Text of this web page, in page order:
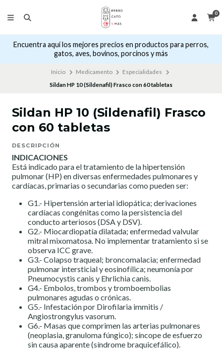
0
Encuentra aquí los mejores precios en productos para perros,
gatos, aves, bovinos, porcinos y más
Inicio Medicamento
Especialidades
Sildan HP 10 (Sildenafil) Frasco con 60 tabletas
Sildan HP 10 (Sildenafil) Frasco
con 60 tabletas
DESCRIPCIÓN
INDICACIONES
Está indicado para el tratamiento de la hipertensión
pulmonar (HP) en diversas enfermedades pulmonares y
cardíacas, primarias o secundarias como pueden ser:
G1.- Hipertensión arterial idiopática; derivaciones
cardíacas congénitas como la persistencia del
conducto arteriosos (DSA y DSV).
G2.- Miocardiopatía dilatada; enfermedad valvular
mitral mixomatosa. No implementar tratamiento si se
observa ICC grave.
G3.- Colapso traqueal; broncomalacia; enfermedad
pulmonar intersticial y eosinofílica; neumonía por
Pneumocystis canis y Ehrlichia canis.
G4.- Embolos, trombos y tromboembolias
pulmonares agudas o crónicas.
G5.- Infestación por Dirofilaria immitis /
Angiostrongylus vasorum.
G6.- Masas que comprimen las arterias pulmonares
(neoplasia, granuloma fúngico); síncope de esfuerzo
sin causa aparente (síndrome braquicefálico).